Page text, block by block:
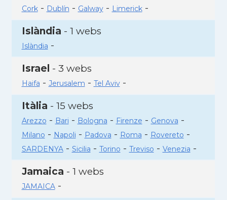
Cork- Dublín - Galway- Limerick-
Islàndia - 1 webs
Islàndia -
Israel - 3 webs
Haifa - Jerusalem - Tel Aviv-
Itàlia - 15 webs
Arezzo - Bari - Bologna - Firenze - Genova -
Milano - Napoli - Padova - Roma - Rovereto -
SARDENYA- Sicilia - Torino - Treviso - Venezia -
Jamaica - 1 webs
JAMAICA-